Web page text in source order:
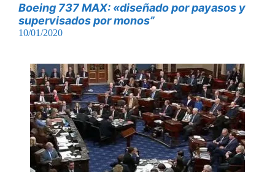
Boeing 737 MAX: «diseñado por payasos y
supervisados ​​por monos”
10/01/2020